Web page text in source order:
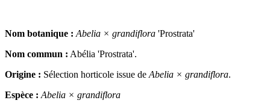
Nom botanique : Abelia × grandiflora 'Prostrata'
Nom commun : Abélia 'Prostrata'.
Origine : Sélection horticole issue de Abelia × grandiflora.
Espèce : Abelia × grandiflora